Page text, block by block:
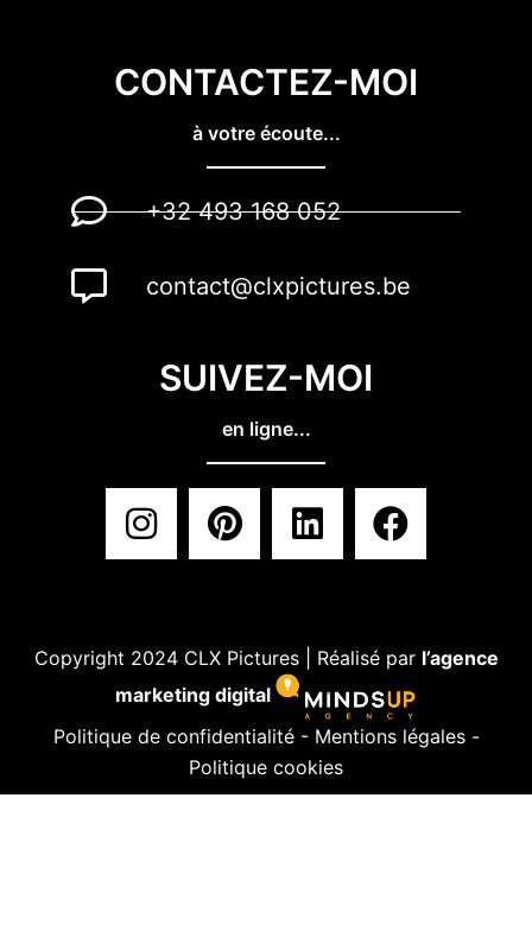
CONTACTEZ-MOI
à votre écoute...
+32 493 168 052
contact@clxpictures.be
SUIVEZ-MOI
en ligne...
Copyright 2024 CLX Pictures | Réalisé par l’agence
marketing digital
Politique de confidentialité - Mentions légales -
Politique cookies